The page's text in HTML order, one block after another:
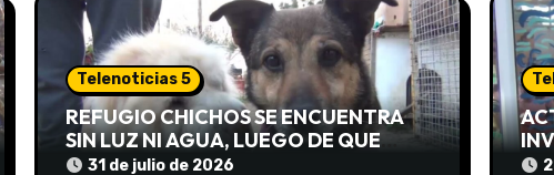
Telenoticias 5
REFUGIO CHICHOS SE ENCUENTRA
SIN LUZ NI AGUA, LUEGO DE QUE
EDEA CORTARA EL SUMINISTRO SIN
31 de julio de 2026